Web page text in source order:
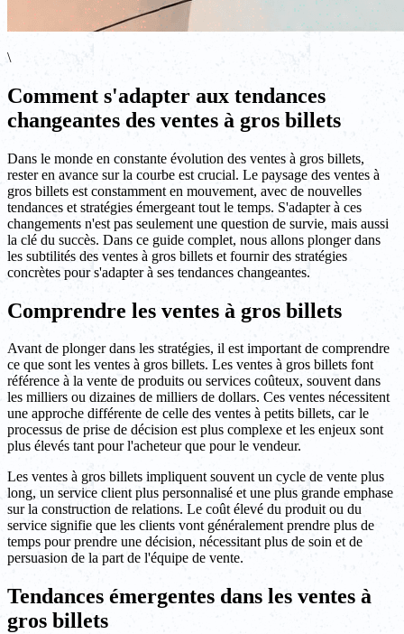
\
Comment s'adapter aux tendances
changeantes des ventes à gros billets
Dans le monde en constante évolution des ventes à gros billets,
rester en avance sur la courbe est crucial. Le paysage des ventes à
gros billets est constamment en mouvement, avec de nouvelles
tendances et stratégies émergeant tout le temps. S'adapter à ces
changements n'est pas seulement une question de survie, mais aussi
la clé du succès. Dans ce guide complet, nous allons plonger dans
les subtilités des ventes à gros billets et fournir des stratégies
concrètes pour s'adapter à ses tendances changeantes.
Comprendre les ventes à gros billets
Avant de plonger dans les stratégies, il est important de comprendre
ce que sont les ventes à gros billets. Les ventes à gros billets font
référence à la vente de produits ou services coûteux, souvent dans
les milliers ou dizaines de milliers de dollars. Ces ventes nécessitent
une approche différente de celle des ventes à petits billets, car le
processus de prise de décision est plus complexe et les enjeux sont
plus élevés tant pour l'acheteur que pour le vendeur.
Les ventes à gros billets impliquent souvent un cycle de vente plus
long, un service client plus personnalisé et une plus grande emphase
sur la construction de relations. Le coût élevé du produit ou du
service signifie que les clients vont généralement prendre plus de
temps pour prendre une décision, nécessitant plus de soin et de
persuasion de la part de l'équipe de vente.
Tendances émergentes dans les ventes à
gros billets